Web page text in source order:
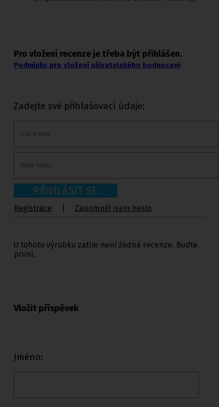
Pro vložení recenze je třeba být přihlášen.
Podmínky pro vložení uživatelského hodnocení
Zadejte své přihlašovací údaje:
PŘIHLÁSIT SE
Registrace Zapomněl jsem heslo
U tohoto výrobku zatím není žádná recenze. Buďte
první.
Vložit příspěvek
Jméno: